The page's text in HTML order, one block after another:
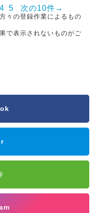
4 5 次の10件→
々の登録作業によるもの
で表示されないものがご